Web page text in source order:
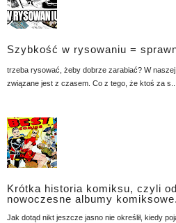
Szybkość w rysowaniu =
trzeba rysować, żeby dobrze zarabiać? W
związane jest z czasem. Co z tego, że ktoś za s...
Krótka historia komiksu, czyli
nowoczesne albumy komiksowe.
Jak dotąd nikt jeszcze jasno nie określił, kiedy